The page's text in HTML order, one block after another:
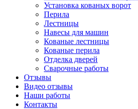
Установка кованых ворот
Перила
Лестницы
Навесы для машин
Кованые лестницы
Кованые перила
Отделка дверей
Сварочные работы
Отзывы
Видео отзывы
Наши работы
Контакты